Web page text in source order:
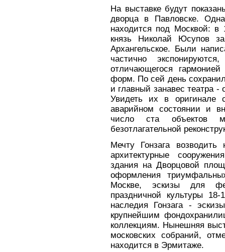
На выставке будут
дворца в Павловске.
находится под Москвой: в
князь Николай Юсупов
Архангельское. Были
частично
отличающегося
форм. По сей день
и главный занавес театра
Увидеть их в оригинале
аварийном состоянии и
число ста объектов
безотлагательной
Мечту Гонзага
архитектурные
здания на Дворцовой
оформления
Москве, эскизы для
праздничной культуры
наследия Гонзага -
крупнейшим
коллекциям. Нынешняя
московских собраний,
находится в Эрмитаже.